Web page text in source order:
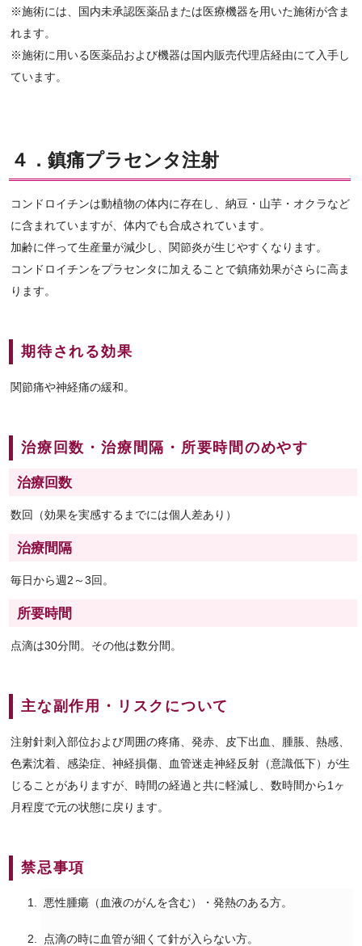
※施術には、国内未承認医薬品または医療機器を用いた施術が含ま
れます。
※施術に用いる医薬品および機器は国内販売代理店経由にて入手し
ています。
４．鎮痛プラセンタ注射
コンドロイチンは動植物の体内に存在し、納豆・山芋・オクラなど
に含まれていますが、体内でも合成されています。
加齢に伴って生産量が減少し、関節炎が生じやすくなります。
コンドロイチンをプラセンタに加えることで鎮痛効果がさらに高ま
ります。
期待される効果
関節痛や神経痛の緩和。
治療回数・治療間隔・所要時間のめやす
治療回数
数回（効果を実感するまでには個人差あり）
治療間隔
毎日から週2～3回。
所要時間
点滴は30分間。その他は数分間。
主な副作用・リスクについて
注射針刺入部位および周囲の疼痛、発赤、皮下出血、腫脹、熱感、
色素沈着、感染症、神経損傷、血管迷走神経反射（意識低下）が生
じることがありますが、時間の経過と共に軽減し、数時間から1ヶ
月程度で元の状態に戻ります。
禁忌事項
悪性腫瘍（血液のがんを含む）・発熱のある方。
点滴の時に血管が細くて針が入らない方。